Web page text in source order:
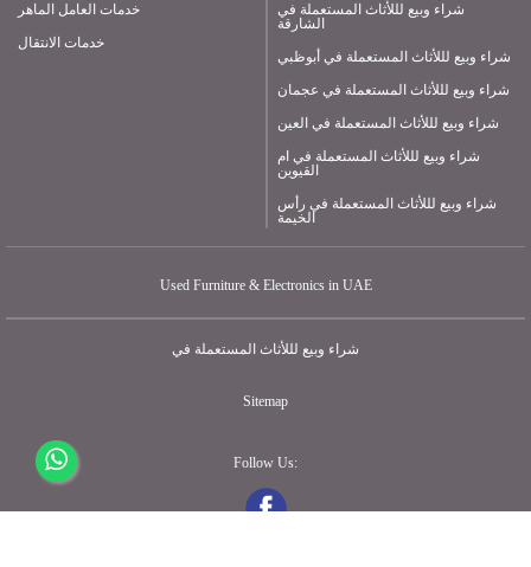
خدمات العامل الماهر
خدمات الانتقال
شراء وبيع لللأثاث المستعملة في
الشارقة
شراء وبيع لللأثاث المستعملة في أبوظبي
شراء وبيع لللأثاث المستعملة في عجمان
شراء وبيع لللأثاث المستعملة في العين
شراء وبيع لللأثاث المستعملة في ام
القيوين
شراء وبيع لللأثاث المستعملة في رأس
الخيمة
Used Furniture & Electronics in UAE
شراء وبيع لللأثاث المستعملة في
Sitemap
Follow Us: